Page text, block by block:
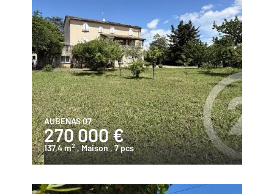
AUBENAS 07
270 000 €
137,4 m2 , Maison, 7 pcs